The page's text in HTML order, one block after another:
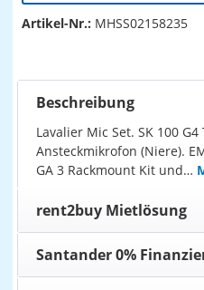
Artikel-Nr.: MHSS02158235
Beschreibung
Lavalier Mic Set. SK 100
Ansteckmikrofon (Niere).
GA 3 Rackmount Kit und…
rent2buy Mietlösung
Santander 0%